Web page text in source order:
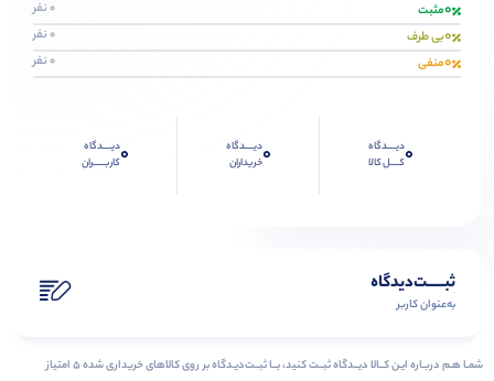
0مثبت 0 نفر
0بی طرف 0 نفر
0منفی 0 نفر
0دیــــدگاه
کــــل کالا
0دیــــدگاه
خریداران
0دیــــدگاه
کاربـــــران
ثبـــــت‌دیدگاه
به‌عنوان کاربر
شمـا هـم دربـاره ایـن کــالا دیــدگاه ثبــت کنید، بــا ثبــت‌دیـدگاه بر روی کالاهای خریداری شده ۵ امتیاز